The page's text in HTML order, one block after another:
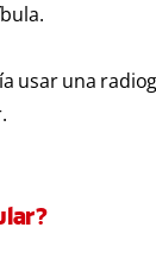
usar una